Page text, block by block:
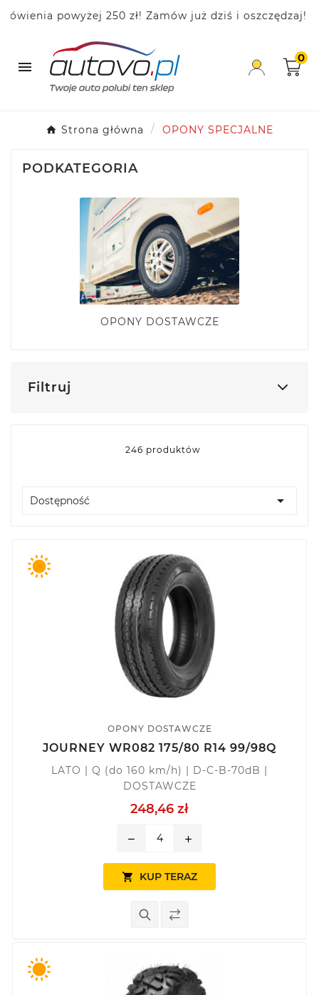
powyżej 250 zł! Zamów już dziś i oszczędzaj!

0
Strona główna OPONY SPECJALNE
PODKATEGORIA
OPONY DOSTAWCZE
Filtruj
246 produktów
Dostępność 
OPONY DOSTAWCZE
JOURNEY WR082 175/80 R14 99/98Q
LATO | Q (do 160 km/h) | D-C-B-70dB |
DOSTAWCZE
248,46 zł
remove add
 KUP TERAZ